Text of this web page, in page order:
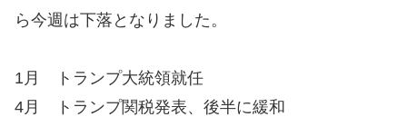
ら今週は下落となりました。
1月 トランプ大統領就任
4月 トランプ関税発表、後半に緩和